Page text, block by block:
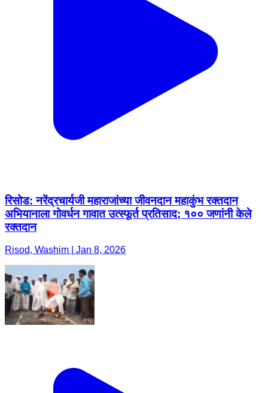
रिसोड: नरेंद्रचार्यजी महाराजांच्या जीवनदान महाकुंभ रक्तदान
अभियानाला गोवर्धन गावात उत्स्फूर्त प्रतिसाद; १०० जणांनी केले
रक्तदान
Risod, Washim | Jan 8, 2026